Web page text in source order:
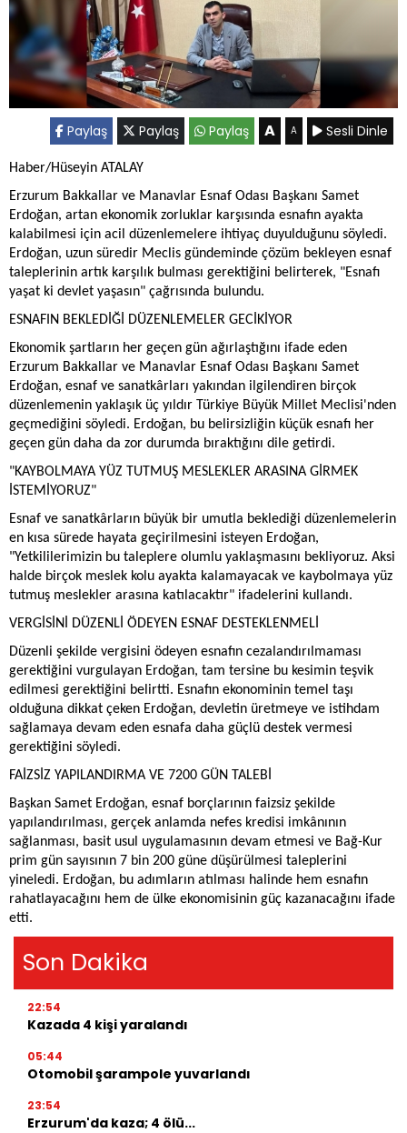
Paylaş Paylaş Paylaş A A Sesli Dinle
Haber/Hüseyin ATALAY
Erzurum Bakkallar ve Manavlar Esnaf Odası Başkanı Samet
Erdoğan, artan ekonomik zorluklar karşısında esnafın ayakta
kalabilmesi için acil düzenlemelere ihtiyaç duyulduğunu söyledi.
Erdoğan, uzun süredir Meclis gündeminde çözüm bekleyen esnaf
taleplerinin artık karşılık bulması gerektiğini belirterek, "Esnafı
yaşat ki devlet yaşasın" çağrısında bulundu.
ESNAFIN BEKLEDİĞİ DÜZENLEMELER GECİKİYOR
Ekonomik şartların her geçen gün ağırlaştığını ifade eden
Erzurum Bakkallar ve Manavlar Esnaf Odası Başkanı Samet
Erdoğan, esnaf ve sanatkârları yakından ilgilendiren birçok
düzenlemenin yaklaşık üç yıldır Türkiye Büyük Millet Meclisi'nden
geçmediğini söyledi. Erdoğan, bu belirsizliğin küçük esnafı her
geçen gün daha da zor durumda bıraktığını dile getirdi.
"KAYBOLMAYA YÜZ TUTMUŞ MESLEKLER ARASINA GİRMEK
İSTEMİYORUZ"
Esnaf ve sanatkârların büyük bir umutla beklediği düzenlemelerin
en kısa sürede hayata geçirilmesini isteyen Erdoğan,
"Yetkililerimizin bu taleplere olumlu yaklaşmasını bekliyoruz. Aksi
halde birçok meslek kolu ayakta kalamayacak ve kaybolmaya yüz
tutmuş meslekler arasına katılacaktır" ifadelerini kullandı.
VERGİSİNİ DÜZENLİ ÖDEYEN ESNAF DESTEKLENMELİ
Düzenli şekilde vergisini ödeyen esnafın cezalandırılmaması
gerektiğini vurgulayan Erdoğan, tam tersine bu kesimin teşvik
edilmesi gerektiğini belirtti. Esnafın ekonominin temel taşı
olduğuna dikkat çeken Erdoğan, devletin üretmeye ve istihdam
sağlamaya devam eden esnafa daha güçlü destek vermesi
gerektiğini söyledi.
FAİZSİZ YAPILANDIRMA VE 7200 GÜN TALEBİ
Başkan Samet Erdoğan, esnaf borçlarının faizsiz şekilde
yapılandırılması, gerçek anlamda nefes kredisi imkânının
sağlanması, basit usul uygulamasının devam etmesi ve Bağ-Kur
prim gün sayısının 7 bin 200 güne düşürülmesi taleplerini
yineledi. Erdoğan, bu adımların atılması halinde hem esnafın
rahatlayacağını hem de ülke ekonomisinin güç kazanacağını ifade
etti.
Son Dakika
22:54
Kazada 4 kişi yaralandı
05:44
Otomobil şarampole yuvarlandı
23:54
Erzurum'da kaza; 4 ölü...